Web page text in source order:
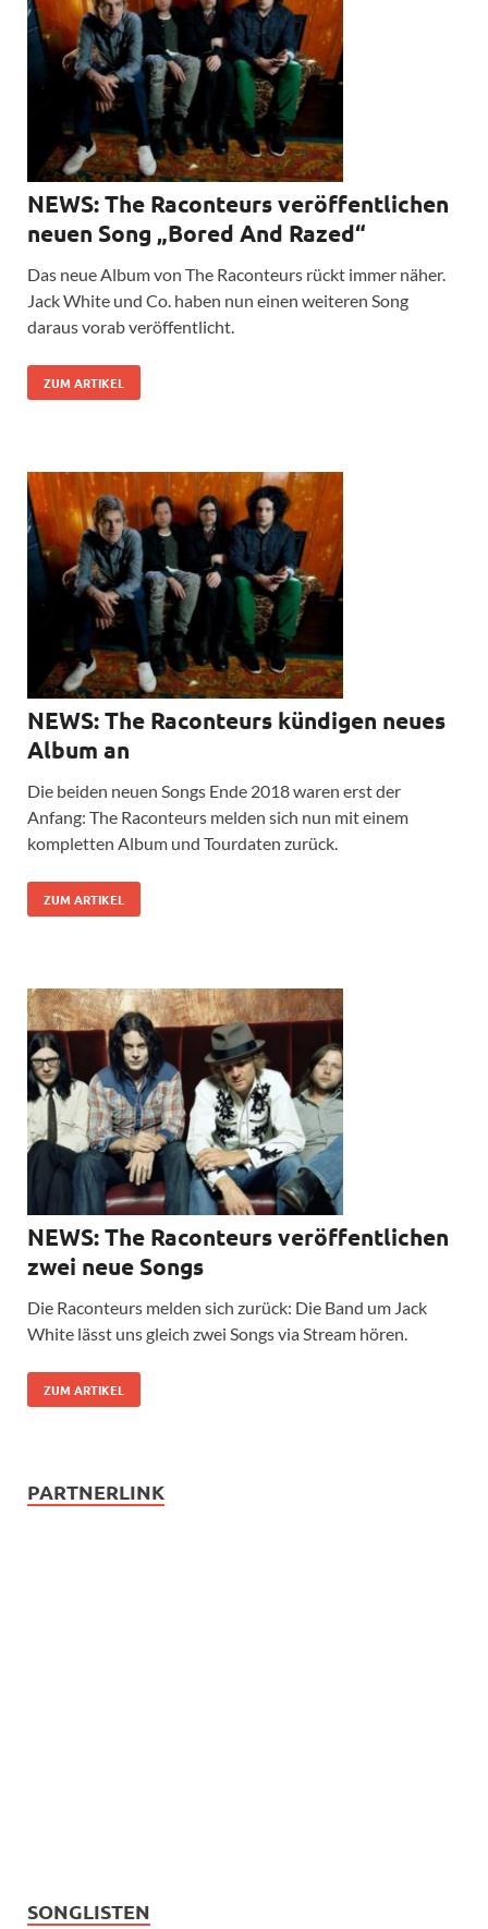
NEWS: The Raconteurs veröffentlichen
neuen Song „Bored And Razed“
Das neue Album von The Raconteurs rückt immer näher.
Jack White und Co. haben nun einen weiteren Song
daraus vorab veröffentlicht.
ZUM ARTIKEL
NEWS: The Raconteurs kündigen neues
Album an
Die beiden neuen Songs Ende 2018 waren erst der
Anfang: The Raconteurs melden sich nun mit einem
kompletten Album und Tourdaten zurück.
ZUM ARTIKEL
NEWS: The Raconteurs veröffentlichen
zwei neue Songs
Die Raconteurs melden sich zurück: Die Band um Jack
White lässt uns gleich zwei Songs via Stream hören.
ZUM ARTIKEL
PARTNERLINK
SONGLISTEN